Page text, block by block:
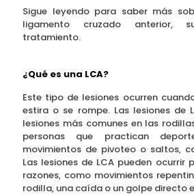
Sigue leyendo para saber más
ligamento cruzado anterior,
tratamiento.
¿Qué es una LCA?
Este tipo de lesiones ocurren
estira o se rompe. Las lesiones de
lesiones más comunes en las
personas que practican
movimientos de pivoteo o saltos,
Las lesiones de LCA pueden ocurrir
razones, como movimientos
rodilla, una caída o un golpe directo